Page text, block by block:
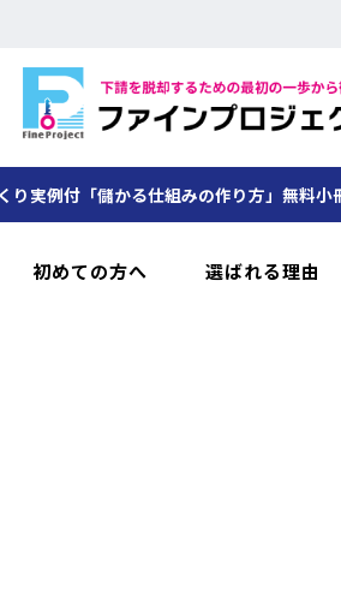
り実例付「儲かる仕組みの作り方」無料
初めての方へ 選ばれる理由